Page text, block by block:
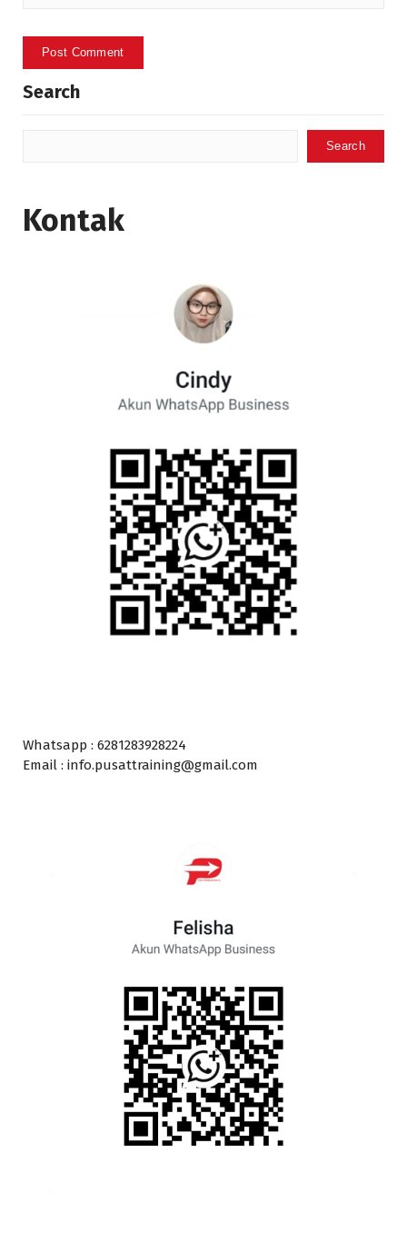
Search
Search
Kontak
Whatsapp : 6281283928224
Email : info.pusattraining@gmail.com